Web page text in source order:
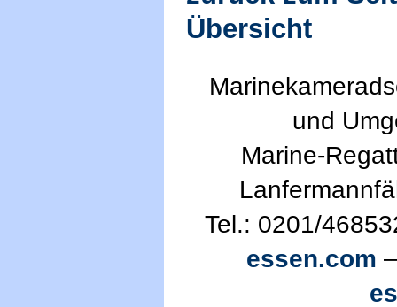
Übersicht
und
Marine-
Tel.: 0201/
essen.com